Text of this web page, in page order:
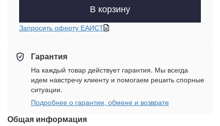
Общая информация
В корзину
Запросить оферту ЕАИСТ
Гарантия
На каждый товар действует гарантия. Мы всегда
идем навстречу клиенту и помогаем решить спорные
ситуации.
Подробнее о гарантии, обмене и возврате